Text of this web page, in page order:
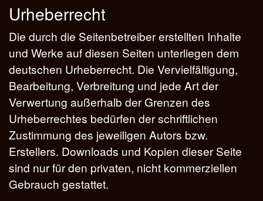
Urheberrecht
Die durch die Seitenbetreiber erstellten Inhalte
und Werke auf diesen Seiten unterliegen dem
deutschen Urheberrecht. Die Vervielfältigung,
Bearbeitung, Verbreitung und jede Art der
Verwertung außerhalb der Grenzen des
Urheberrechtes bedürfen der schriftlichen
Zustimmung des jeweiligen Autors bzw.
Erstellers. Downloads und Kopien dieser Seite
sind nur für den privaten, nicht kommerziellen
Gebrauch gestattet.